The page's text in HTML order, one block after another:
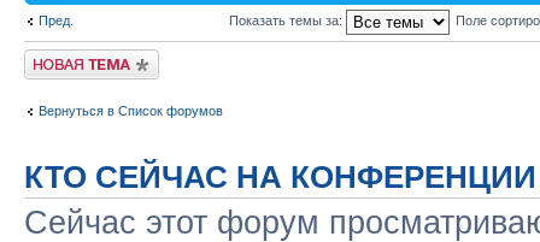
Пред. Показать темы за: Поле
Новая тема
Вернуться в Список форумов
КТО СЕЙЧАС НА КОНФЕРЕНЦИИ
Сейчас этот форум